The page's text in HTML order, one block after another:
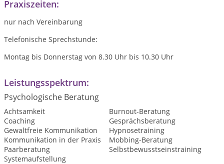
Praxiszeiten:
nur nach Vereinbarung
Telefonische Sprechstunde:
Montag bis Donnerstag von 8.30 Uhr bis 10.30 Uhr
Leistungsspektrum:
Psychologische Beratung
Achtsamkeit
Burnout-Beratung
Coaching
Gesprächsberatung
Gewaltfreie Kommunikation
Hypnosetraining
Kommunikation in der Praxis
Mobbing-Beratung
Paarberatung
Selbstbewusstseinstraining
Systemaufstellung